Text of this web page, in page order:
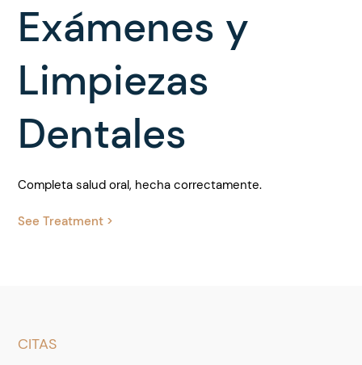
CITAS
See Treatment >
Completa salud oral, hecha correctamente.
Exámenes y
Limpiezas
Dentales